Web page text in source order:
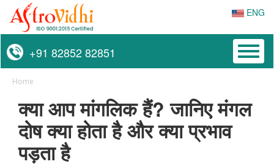
ENG
+91 82852 82851
Toggle
Home
क्या आप मांगलिक हैं? जानिए मंगल
दोष क्या होता है और क्या प्रभाव
पड़ता है